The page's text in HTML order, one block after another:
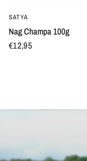
SATYA
Nag Champa 100g
€12,95